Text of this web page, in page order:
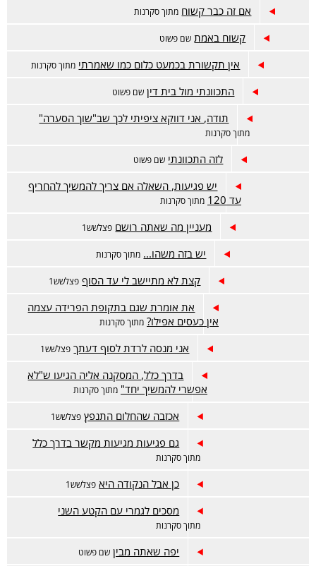
אם זה כבר קשוח מתוך סקרנות
קשוח באמת שם פשוט
אין תקשורת בכמעט כלום כמו שאמרתי מתוך סקרנות
התכוונתי מול בית דין שם פשוט
תודה, אני דווקא ציפיתי לכך שב"שוך הסערה"
מתוך סקרנות
לזה התכוונתי שם פשוט
יש פגיעות, השאלה אם צריך להמשיך להחריף
עד 120
מתוך סקרנות
מעניין מה שאתה רושם פצלשש1
יש בזה משהו... מתוך סקרנות
קצת לא מתיישב לי עד הסוף פצלשש1
את אומרת שגם בתקופת הפרידה עצמה
אין כעסים אפילו? מתוך סקרנות
אני מנסה לרדת לסוף דעתך פצלשש1
בדרך כלל, המסקנה אליה הגיעו ש"לא
אפשרי להמשיך יחד" מתוך סקרנות
אכזבה שהחלום התנפץ פצלשש1
גם פגיעות מגיעות מקשר בדרך כלל
מתוך סקרנות
כן אבל הנקודה היא פצלשש1
מסכים לגמרי עם הקטע השני
מתוך סקרנות
יפה שאתה מבין שם פשוט